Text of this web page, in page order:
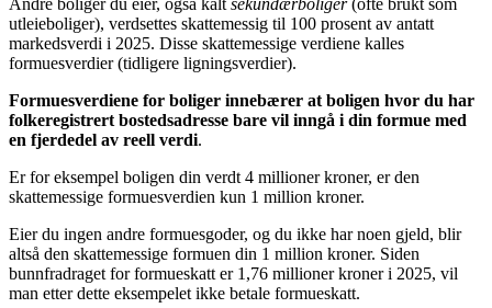
Andre boliger du eier, også kalt sekundærboliger(ofte brukt som
utleieboliger), verdsettes skattemessig til 100 prosent av antatt
markedsverdi i 2025. Disse skattemessige verdiene kalles
formuesverdier (tidligere ligningsverdier).
Formuesverdiene for boliger innebærer at boligen hvor du har
folkeregistrert bostedsadresse bare vil inngå i din formue med
en fjerdedel av reell verdi.
Er for eksempel boligen din verdt 4 millioner kroner, er den
skattemessige formuesverdien kun 1 million kroner.
Eier du ingen andre formuesgoder, og du ikke har noen gjeld, blir
altså den skattemessige formuen din 1 million kroner. Siden
bunnfradraget for formueskatt er 1,76 millioner kroner i 2025, vil
man etter dette eksempelet ikke betale formueskatt.